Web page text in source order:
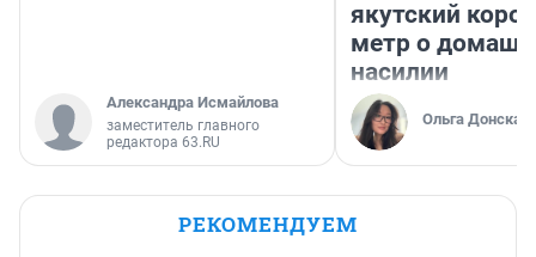
Александра Исмайлова
заместитель главного
редактора 63.RU
якутский
метр о
насилии
Ольга Донская
РЕКОМЕНДУЕМ